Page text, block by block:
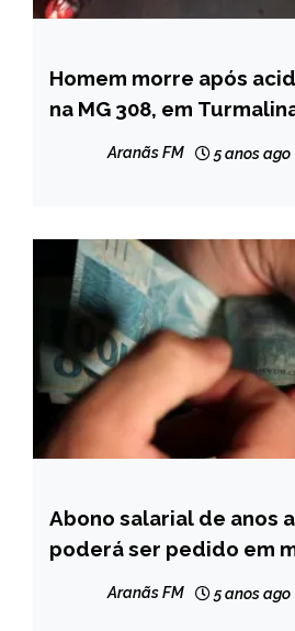
CAPELINHA
MINAS
Homem morre após
na MG 308, em
Aranãs FM 5 anos ago
BRASIL
NOTÍCIAS
Abono salarial de anos
poderá ser pedido em
Aranãs FM 5 anos ago